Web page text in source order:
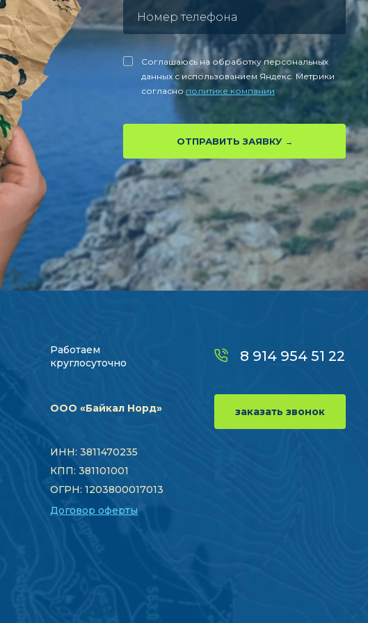
Соглашаюсь на обработку персональных
данных с использованием Яндекс. Метрики
согласно политике компании
ОТПРАВИТЬ ЗАЯВКУ
Работаем
круглосуточно
ООО «Байкал Норд»
ИНН: 3811470235
КПП: 381101001
ОГРН: 1203800017013
Договор оферты
8 914 954 51 22
заказать звонок